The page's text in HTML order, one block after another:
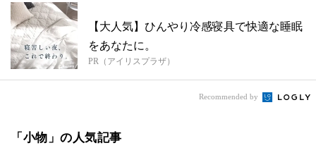
【大人気】ひんやり冷感寝具で快適な睡眠
をあなたに。
PR（アイリスプラザ）
Recommended by
「小物」の人気記事